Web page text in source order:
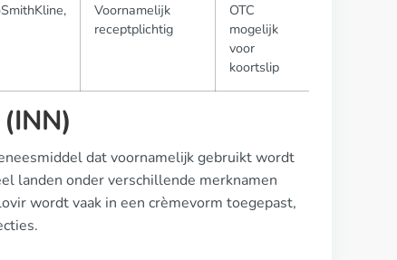
Voornamelijk
receptplichtig
OTC
mogelijk
voor
koortslip
dat voornamelijk gebruikt wordt
landen onder verschillende merknamen
wordt vaak in een crèmevorm toegepast,